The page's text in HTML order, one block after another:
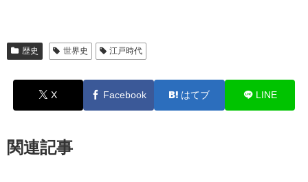
歴史 世界史 江戸時代
X Facebook はてブ LINE
関連記事